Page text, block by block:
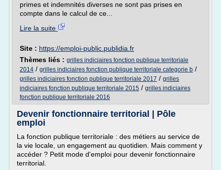
primes et indemnités diverses ne sont pas prises en
compte dans le calcul de ce...
Lire la suite
Site : https://emploi-public.publidia.fr
Thèmes liés : grilles indiciaires fonction publique territoriale
2014 / grilles indiciaires fonction publique territoriale categorie b /
grilles indiciaires fonction publique territoriale 2017 / grilles
indiciaires fonction publique territoriale 2015 / grilles indiciaires
fonction publique territoriale 2016
Devenir fonctionnaire territorial | Pôle
emploi
La fonction publique territoriale : des métiers au service de
la vie locale, un engagement au quotidien. Mais comment y
accéder ? Petit mode d'emploi pour devenir fonctionnaire
territorial.